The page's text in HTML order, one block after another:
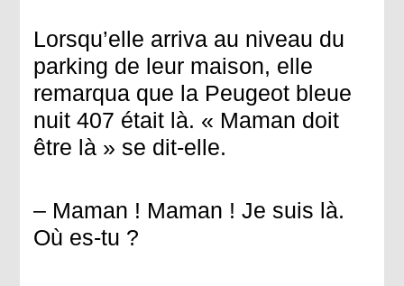
Lorsqu’elle arriva au niveau du
parking de leur maison, elle
remarqua que la Peugeot bleue
nuit 407 était là. « Maman doit
être là » se dit-elle.
– Maman ! Maman ! Je suis là.
Où es-tu ?